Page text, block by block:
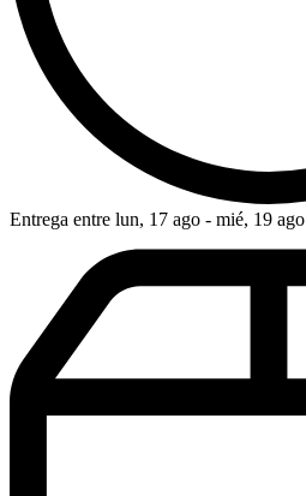
Entrega entre lun, 17 ago - mié, 19 ago